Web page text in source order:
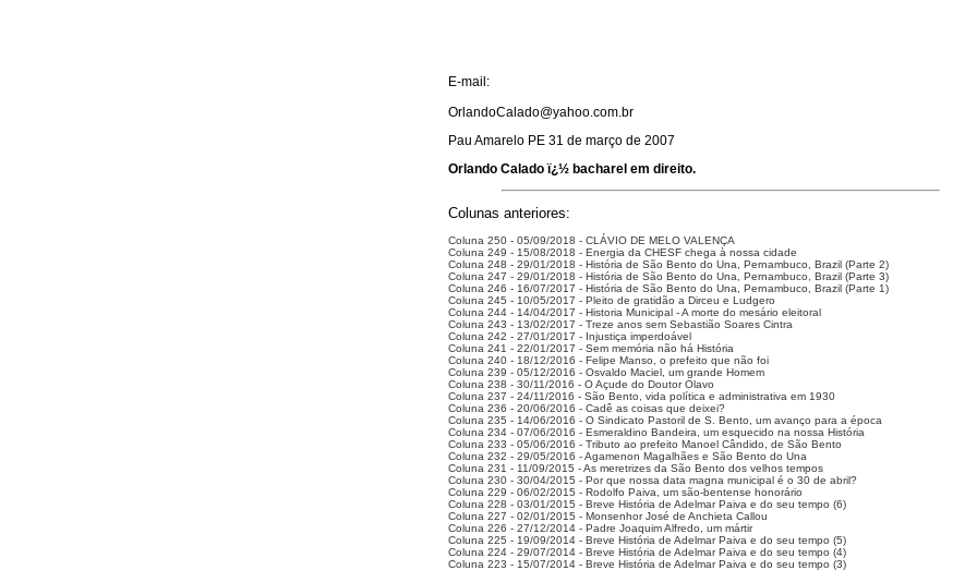
E-mail:
OrlandoCalado@yahoo.com.br
Pau Amarelo PE 31 de março de 2007
Orlando Calado ï¿½ bacharel em direito.
Colunas anteriores:
Coluna 250 - 05/09/2018 - CLÁVIO DE MELO VALENÇA
Coluna 249 - 15/08/2018 - Energia da CHESF chega à nossa cidade
Coluna 248 - 29/01/2018 - História de São Bento do Una, Pernambuco, Brazil (Parte 2)
Coluna 247 - 29/01/2018 - História de São Bento do Una, Pernambuco, Brazil (Parte 3)
Coluna 246 - 16/07/2017 - História de São Bento do Una, Pernambuco, Brazil (Parte 1)
Coluna 245 - 10/05/2017 - Pleito de gratidão a Dirceu e Ludgero
Coluna 244 - 14/04/2017 - Historia Municipal - A morte do mesário eleitoral
Coluna 243 - 13/02/2017 - Treze anos sem Sebastião Soares Cintra
Coluna 242 - 27/01/2017 - Injustiça imperdoável
Coluna 241 - 22/01/2017 - Sem memória não há História
Coluna 240 - 18/12/2016 - Felipe Manso, o prefeito que não foi
Coluna 239 - 05/12/2016 - Osvaldo Maciel, um grande Homem
Coluna 238 - 30/11/2016 - O Açude do Doutor Olavo
Coluna 237 - 24/11/2016 - São Bento, vida política e administrativa em 1930
Coluna 236 - 20/06/2016 - Cadê as coisas que deixei?
Coluna 235 - 14/06/2016 - O Sindicato Pastoril de S. Bento, um avanço para a época
Coluna 234 - 07/06/2016 - Esmeraldino Bandeira, um esquecido na nossa História
Coluna 233 - 05/06/2016 - Tributo ao prefeito Manoel Cândido, de São Bento
Coluna 232 - 29/05/2016 - Agamenon Magalhães e São Bento do Una
Coluna 231 - 11/09/2015 - As meretrizes da São Bento dos velhos tempos
Coluna 230 - 30/04/2015 - Por que nossa data magna municipal é o 30 de abril?
Coluna 229 - 06/02/2015 - Rodolfo Paiva, um são-bentense honorário
Coluna 228 - 03/01/2015 - Breve História de Adelmar Paiva e do seu tempo (6)
Coluna 227 - 02/01/2015 - Monsenhor José de Anchieta Callou
Coluna 226 - 27/12/2014 - Padre Joaquim Alfredo, um mártir
Coluna 225 - 19/09/2014 - Breve História de Adelmar Paiva e do seu tempo (5)
Coluna 224 - 29/07/2014 - Breve História de Adelmar Paiva e do seu tempo (4)
Coluna 223 - 15/07/2014 - Breve História de Adelmar Paiva e do seu tempo (3)